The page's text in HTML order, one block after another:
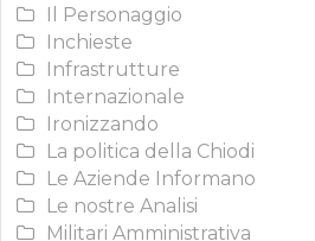
Il Personaggio
Inchieste
Infrastrutture
Internazionale
Ironizzando
La politica della Chiodi
Le Aziende Informano
Le nostre Analisi
Militari Amministrativa